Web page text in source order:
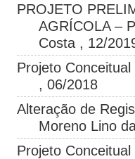
PROJETO
AGRÍCOLA –
Costa , 12/
Projeto
, 06/2018
Alteração de
Moreno Lino
Projeto